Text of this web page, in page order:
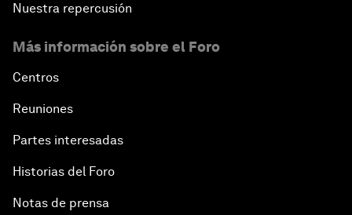
Nuestra repercusión
Más información sobre el Foro
Centros
Reuniones
Partes interesadas
Historias del Foro
Notas de prensa